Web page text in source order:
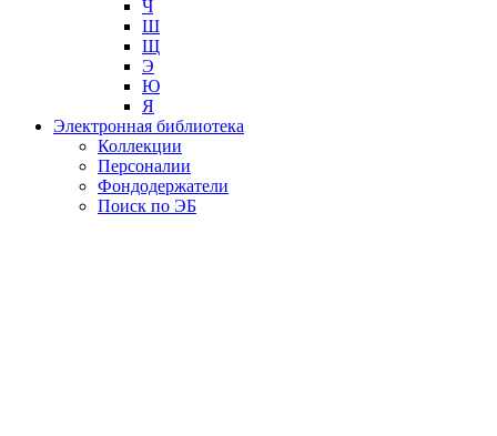
Ч
Ш
Щ
Э
Ю
Я
Электронная библиотека
Коллекции
Персоналии
Фондодержатели
Поиск по ЭБ